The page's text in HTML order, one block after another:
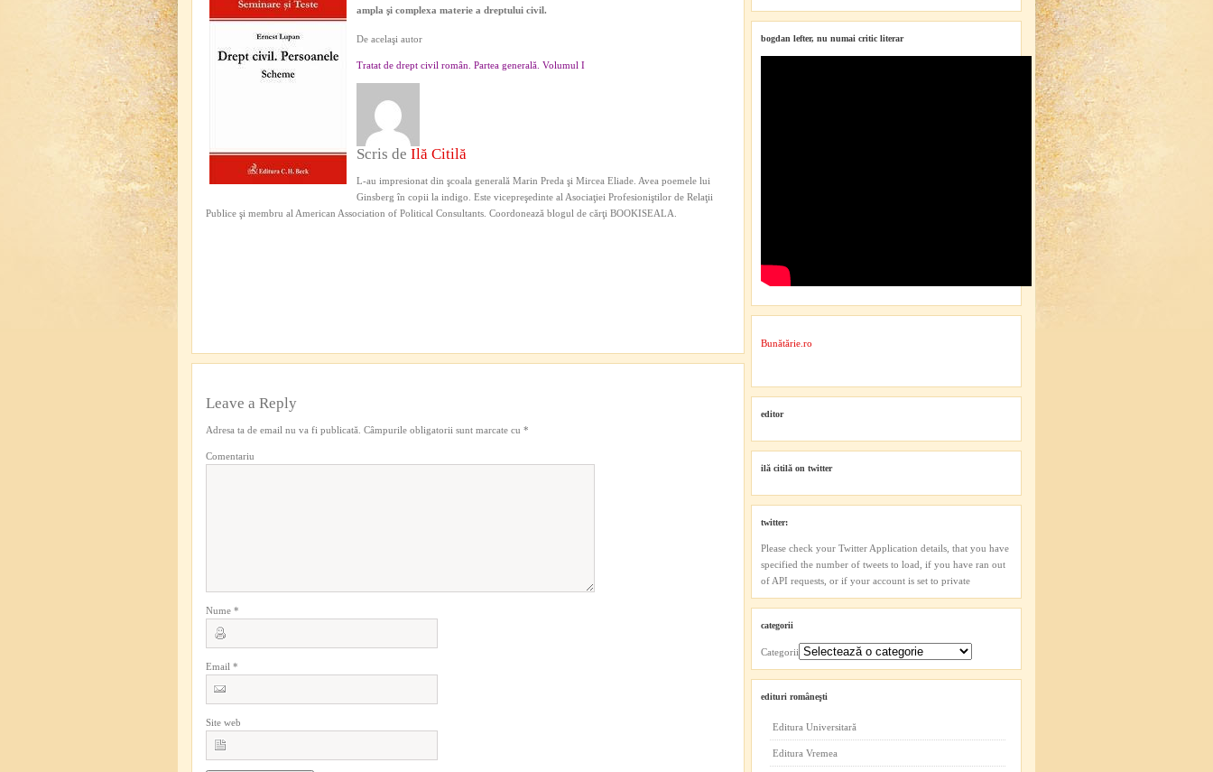
ampla şi complexa materie a dreptului civil.
De acelaşi autor
Tratat de drept civil român. Partea generală. Volumul I
Scris de Ilă Citilă
L-au impresionat din şcoala generală Marin Preda şi Mircea Eliade. Avea poemele lui
Ginsberg în copii la indigo. Este vicepreşedinte al Asociaţiei Profesioniştilor de Relaţii
Publice şi membru al American Association of Political Consultants. Coordonează blogul de cărţi BOOKISEALA.
Leave a Reply
Adresa ta de email nu va fi publicată. Câmpurile obligatorii sunt marcate cu *
Comentariu
Nume *
Email *
Site web
bogdan lefter, nu numai critic literar
Bunătărie.ro
editor
ilă citilă on twitter
twitter:
Please check your Twitter Application details, that you have
specified the number of tweets to load, if you have ran out
of API requests, or if your account is set to private
categorii
Categorii
edituri româneşti
Editura Universitară
Editura Vremea